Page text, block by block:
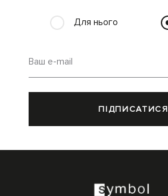
Для нього
Ваш e-mail
ПІДПИСАТИСЯ